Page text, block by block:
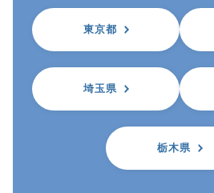
東京都
埼玉県
栃木県